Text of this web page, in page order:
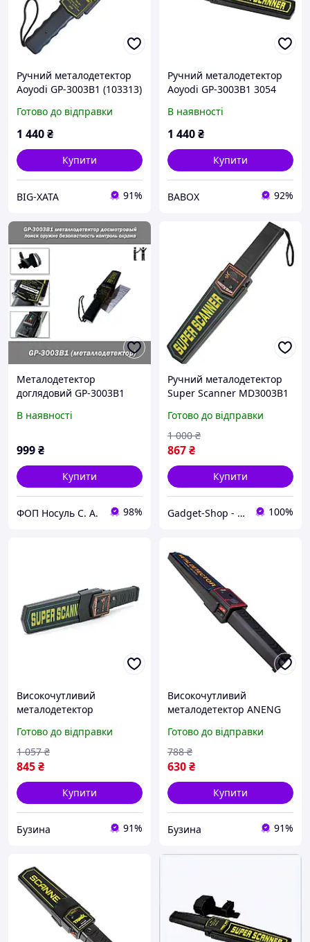
Ручний металодетектор
Aoyodi GP-3003B1 (103313)
Готово до відправки
1 440₴
Купити
BIG-XATA 91%
Ручний металодетектор
Aoyodi GP-3003B1 3054
В наявності
1 440₴
Купити
BABOX 92%
Металодетектор
доглядовий GP-3003B1
Garrett.), пошук зброї
охр
В наявності
999₴
Купити
ФОП Носуль С. А. 98%
Ручний металодетектор
Super Scanner MD3003B1
Готово до відправки
867₴
1 000 ₴
Купити
Gadget-Shop - інтернет магазин гаджетів та аксесуарів 100%
Високочутливий
металодетектор
сканер металу buzyna
Готово до відправки
845₴
1 057 ₴
Купити
Бузина 91%
Високочутливий
металодетектор ANENG
детектор металу buzyna
Готово до відправки
630₴
788 ₴
Купити
Бузина 91%